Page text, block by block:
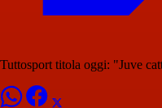
Tuttosport titola oggi: "Juve